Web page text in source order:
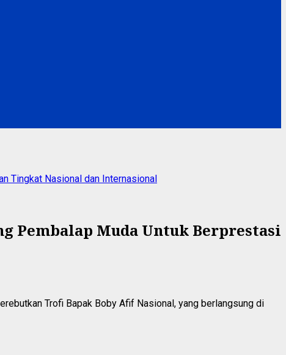
Tingkat Nasional dan Internasional
Pembalap Muda Untuk Berprestasi
Trofi Bapak Boby Afif Nasional, yang berlangsung di